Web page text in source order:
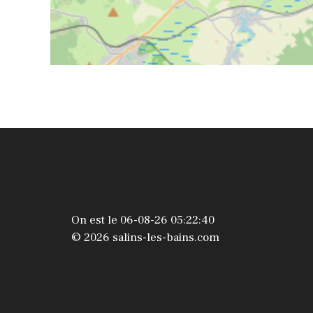
On est le 06-08-26 05:22:40
© 2026 salins-les-bains.com